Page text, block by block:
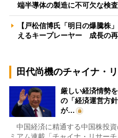
端半導体の製造に不可欠な検
【戸松信博氏「明日の爆騰株
えるキープレーヤー 成長の
田代尚機のチャイナ・
厳しい経済情勢
の「経済運営方
が…
中国経済に精通する中国株投
ミアム連載「チャイナ・リサー